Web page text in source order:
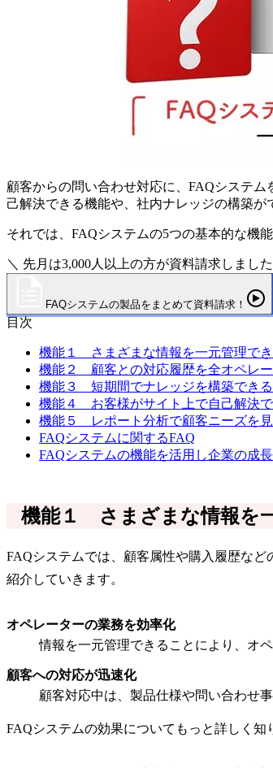
顧客からの問い合わせ対応に、FAQシステ
己解決できる機能や、社内ナレッジの構築
それでは、FAQシステムの5つの基本的な機
＼ 先月は3,000人以上の方が資料請求しまし
FAQシステムの製品をまとめて資料請求！
目次
機能１ さまざまな情報を一元管理で
機能２ 顧客との対応履歴を全オペレ
機能３ 短期間でナレッジを構築でき
機能４ お客様がサイト上で自己解決
機能５ レポート分析で顧客ニーズを
FAQシステムに関するFAQ
FAQシステムの機能を活用し企業の成
機能１ さまざまな情報を
FAQシステムでは、顧客属性や購入履歴な
紹介していきます。
オペレーターの業務を効率化
情報を一元管理できることにより、オ
顧客への対応が迅速化
顧客対応中は、製品仕様や問い合わせ
FAQシステムの効果についてもっと詳しく知